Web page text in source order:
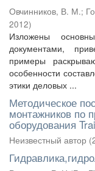
Овчинников, В. М.;
2012)
Изложены
документами,
примеры
особенности
этики деловых ...
Методическое
монтажников по
оборудования
Неизвестный автор (